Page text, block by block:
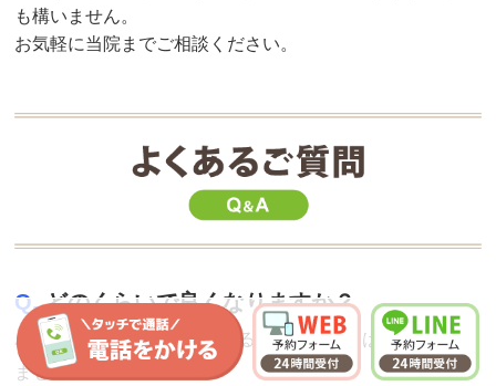
も構いません。
お気軽に当院までご相談ください。
Q.どのくらいで良くなりますか？
A.症状によって個人差があるため、一概にはお答えでき
ません。